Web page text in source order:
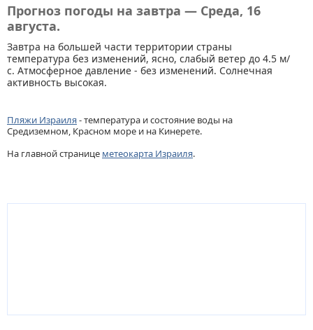
Прогноз погоды на завтра — Среда, 16
августа.
Завтра на большей части территории страны
температура без изменений, ясно, слабый ветер до 4.5 м/
с. Атмосферное давление - без изменений. Солнечная
активность высокая.
Пляжи Израиля- температура и состояние воды на
Средиземном, Красном море и на Кинерете.
На главной странице метеокарта Израиля.